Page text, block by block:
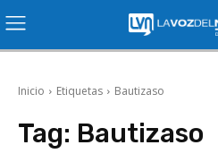
Inicio Etiquetas Bautizaso
Tag: Bautizaso